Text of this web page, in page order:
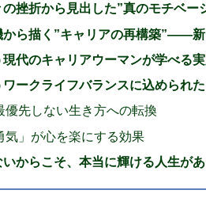
挫折から見出した”真のモチベー
から描く”キャリアの再構築”――
代のキャリアウーマンが学べる
ークライフバランスに込められ
優先しない生き方への転換
気」が心を楽にする効果
からこそ、本当に輝ける人生が